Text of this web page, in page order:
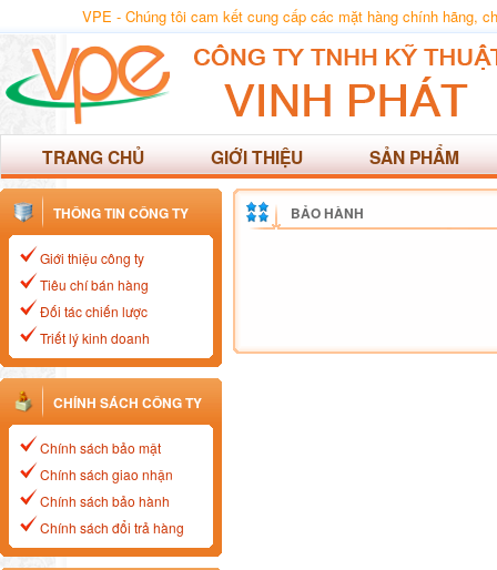
VPE - Chúng tôi cam kết cung cấp các mặt hàng chính hãng,
TRANG CHỦ GIỚI THIỆU SẢN PHẨM
THÔNG TIN CÔNG TY
Giới thiệu công ty
Tiêu chí bán hàng
Đối tác chiến lược
Triết lý kinh doanh
CHÍNH SÁCH CÔNG TY
Chính sách bảo mật
Chính sách giao nhận
Chính sách bảo hành
Chính sách đổi trả hàng
BẢO HÀNH